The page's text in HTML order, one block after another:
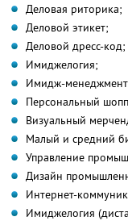
Деловая риторика;
Деловой этикет;
Деловой дресс-код;
Имиджелогия;
Имидж-
Персональный
Визуальный
Малый и средний
Управление
Дизайн
Интернет-
Имиджелогия